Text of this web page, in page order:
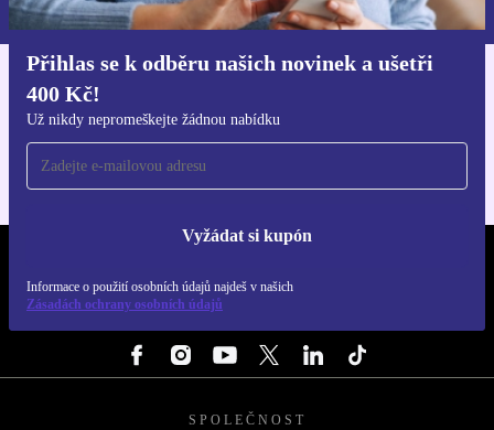
Přihlas se k odběru našich novinek a ušetři
400 Kč!
Už nikdy nepromeškejte žádnou nabídku
Vyžádat si kupón
Informace o použití osobních údajů najdeš v našich
Zásadách ochrany osobních údajů
Pro iOS a Android
SPOLEČNOST